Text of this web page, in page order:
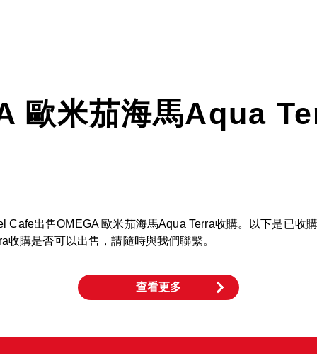
歐米茄海馬Aqua
Cafe出售OMEGA 歐米茄海馬Aqua Terra收購。以下是已收
購是否可以出售，請隨時與我們聯繫。
查看更多